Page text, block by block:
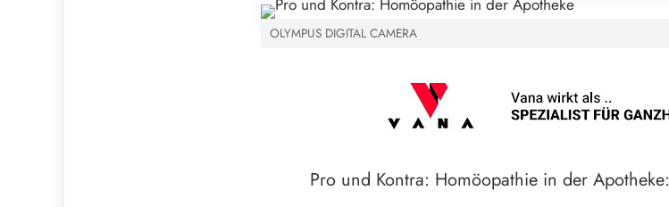
OLYMPUS DIGITAL CAMERA
Pro und Kontra: Homöopathie in der Apotheke: